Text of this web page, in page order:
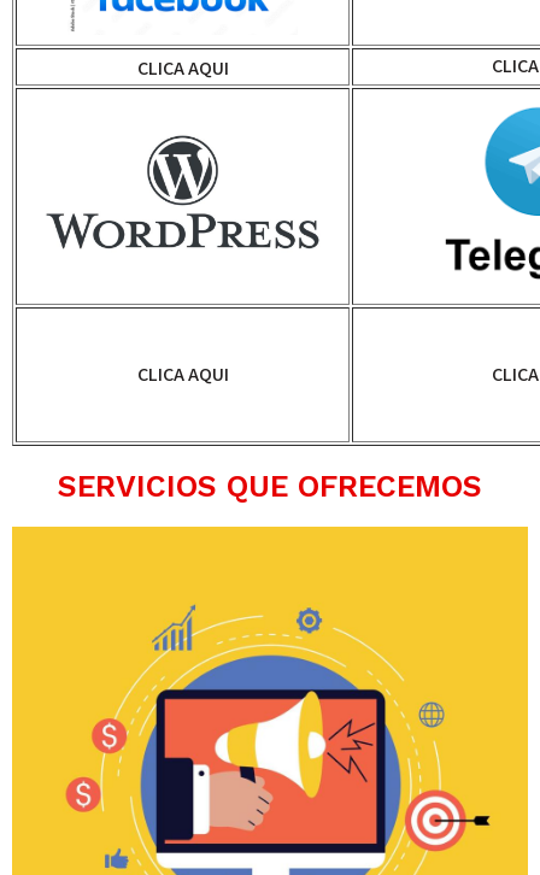
CLICA AQUI
CLICA AQUI
SERVICIOS QUE OFRECEMOS